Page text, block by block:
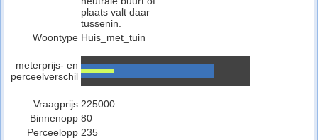
plaats valt daar
tussenin.
Woontype Huis_met_tuin
meterprijs- en
perceelverschil
Vraagprijs 225000
Binnenopp 80
Perceelopp 235